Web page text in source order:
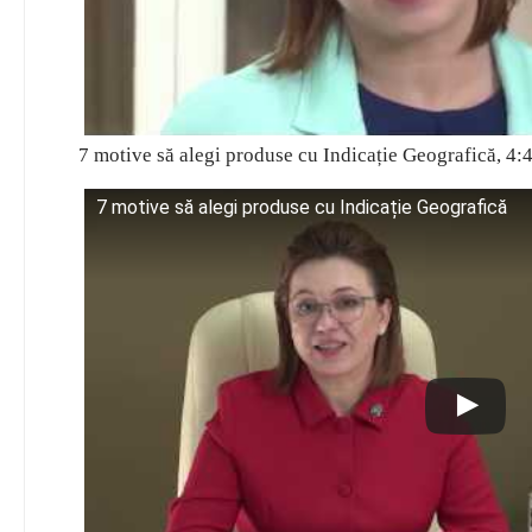
7 motive să alegi produse cu Indicație Geografică,
7 motive să alegi produse cu Indicație Geografică